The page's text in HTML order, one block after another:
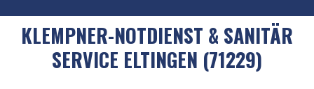
KLEMPNER-NOTDIENST & SANITÄR
SERVICE ELTINGEN (71229)